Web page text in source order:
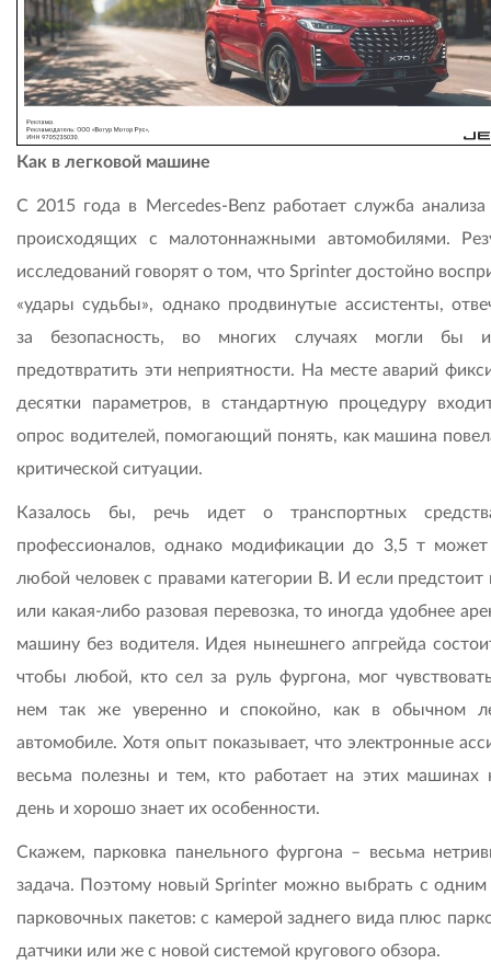
Как в легковой машине
С 2015 года в Mercedes-Benz работает служба анализа
происходящих с малотоннажными автомобилями.
исследований говорят о том, что Sprinter достойно
«удары судьбы», однако продвинутые ассистенты,
за безопасность, во многих случаях могли бы
предотвратить эти неприятности. На месте аварий
десятки параметров, в стандартную процедуру
опрос водителей, помогающий понять, как машина
критической ситуации.
Казалось бы, речь идет о транспортных
профессионалов, однако модификации до 3,5 т может
любой человек с правами категории В. И если предстоит
или какая-либо разовая перевозка, то иногда удобнее
машину без водителя. Идея нынешнего апгрейда
чтобы любой, кто сел за руль фургона, мог
нем так же уверенно и спокойно, как в обычном
автомобиле. Хотя опыт показывает, что электронные
весьма полезны и тем, кто работает на этих машинах
день и хорошо знает их особенности.
Скажем, парковка панельного фургона – весьма
задача. Поэтому новый Sprinter можно выбрать с одним
парковочных пакетов: с камерой заднего вида плюс
датчики или же с новой системой кругового обзора.